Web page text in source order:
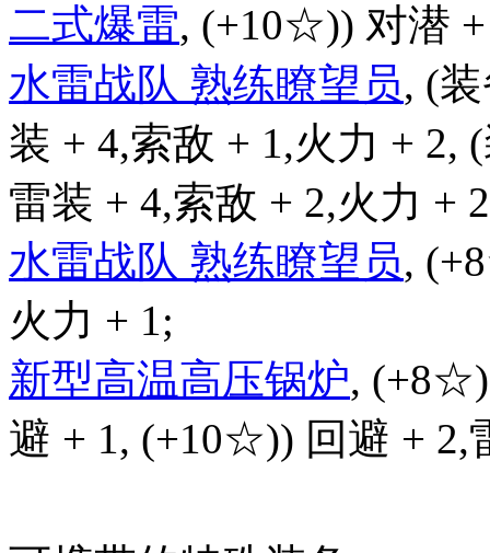
二式爆雷, (+10☆)) 对潜
水雷战队 熟练瞭望员, (
装 + 4,索敌 + 1,火力 + 2,
雷装 + 4,索敌 + 2,火力 +
水雷战队 熟练瞭望员,
火力 + 1;
新型高温高压锅炉,
避 + 1, (+10☆)) 回避 + 2,